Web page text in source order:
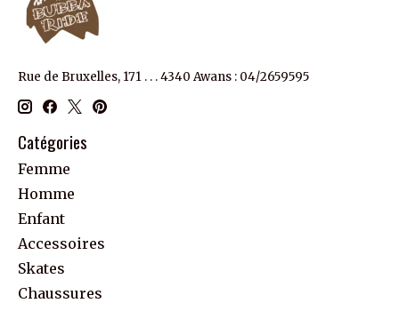
Rue de Bruxelles, 171 . . . 4340 Awans : 04/2659595
Catégories
Femme
Homme
Enfant
Accessoires
Skates
Chaussures